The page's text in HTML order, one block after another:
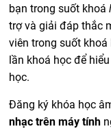
bạn trong suốt khoá
trợ và giải đáp thắc
viên trong suốt
lần khoá học để
học.
Đăng ký khóa học
nhạc trên máy tính